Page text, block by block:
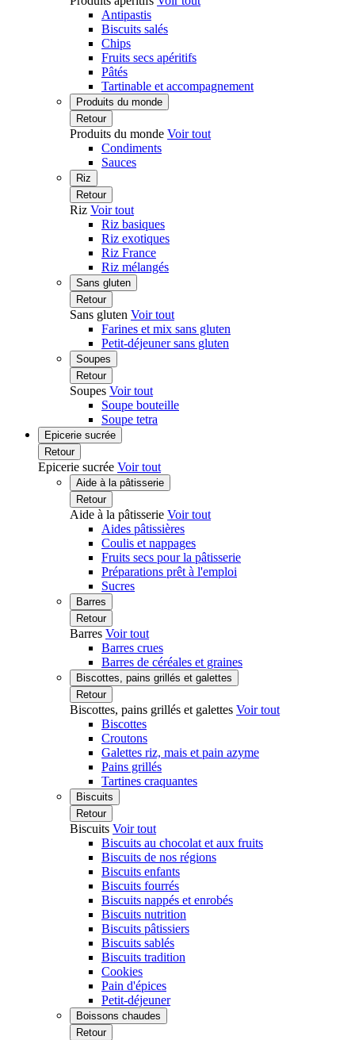
Antipastis
Biscuits salés
Chips
Fruits secs apéritifs
Pâtés
Tartinable et accompagnement
Produits du monde
Retour
Produits du monde Voir tout
Condiments
Sauces
Riz
Retour
Riz Voir tout
Riz basiques
Riz exotiques
Riz France
Riz mélangés
Sans gluten
Retour
Sans gluten Voir tout
Farines et mix sans gluten
Petit-déjeuner sans gluten
Soupes
Retour
Soupes Voir tout
Soupe bouteille
Soupe tetra
Epicerie sucrée
Retour
Epicerie sucrée Voir tout
Aide à la pâtisserie
Retour
Aide à la pâtisserie Voir tout
Aides pâtissières
Coulis et nappages
Fruits secs pour la pâtisserie
Préparations prêt à l'emploi
Sucres
Barres
Retour
Barres Voir tout
Barres crues
Barres de céréales et graines
Biscottes, pains grillés et galettes
Retour
Biscottes, pains grillés et galettes Voir tout
Biscottes
Croutons
Galettes riz, mais et pain azyme
Pains grillés
Tartines craquantes
Biscuits
Retour
Biscuits Voir tout
Biscuits au chocolat et aux fruits
Biscuits de nos régions
Biscuits enfants
Biscuits fourrés
Biscuits nappés et enrobés
Biscuits nutrition
Biscuits pâtissiers
Biscuits sablés
Biscuits tradition
Cookies
Pain d'épices
Petit-déjeuner
Boissons chaudes
Retour